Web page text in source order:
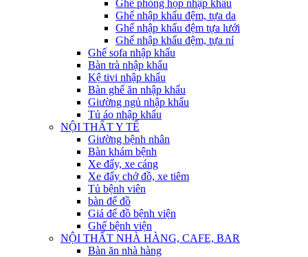
Ghế phòng họp nhập khẩu
Ghế nhập khẩu đệm, tựa da
Ghế nhập khẩu đệm tựa lưới
Ghế nhập khẩu đệm, tựa nỉ
Ghế sofa nhập khẩu
Bàn trà nhập khẩu
Kệ tivi nhập khẩu
Bàn ghế ăn nhập khẩu
Giường ngủ nhập khẩu
Tủ áo nhập khẩu
NỘI THẤT Y TẾ
Giường bệnh nhân
Bàn khám bệnh
Xe đẩy, xe cáng
Xe đẩy chở đồ, xe tiêm
Tủ bệnh viên
bàn để đồ
Giá để đồ bệnh viện
Ghế bệnh viện
NỘI THẤT NHÀ HÀNG, CAFE, BAR
Bàn ăn nhà hàng